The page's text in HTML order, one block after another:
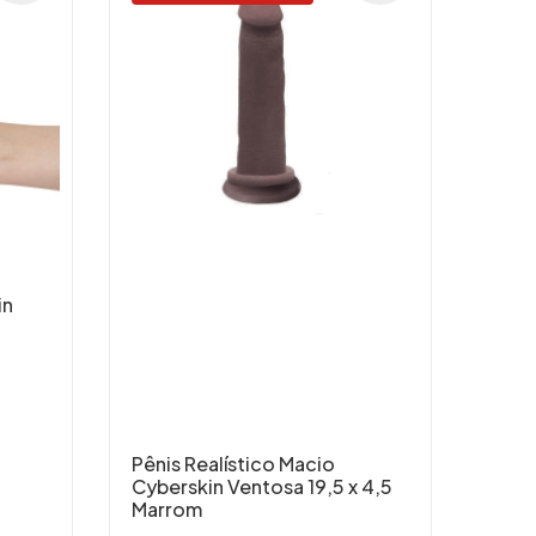
Pênis Realístico Macio
Cyberskin Ventosa 19,5 x 4,5
Marrom